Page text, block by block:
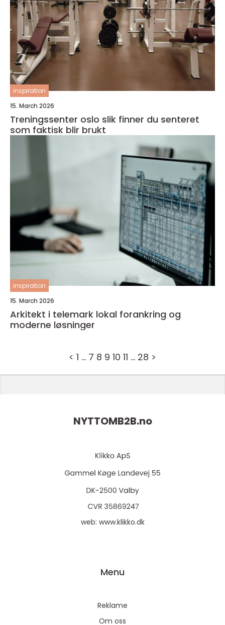
inspiration
15. March 2026
Treningssenter oslo slik finner du senteret
som faktisk blir brukt
inspiration
15. March 2026
Arkitekt i telemark lokal forankring og
moderne løsninger
< 1 … 7 8 9 10 11 … 28 >
NYTTOMB2B.no
web: www.klikko.dk
Menu
Reklame
Om oss